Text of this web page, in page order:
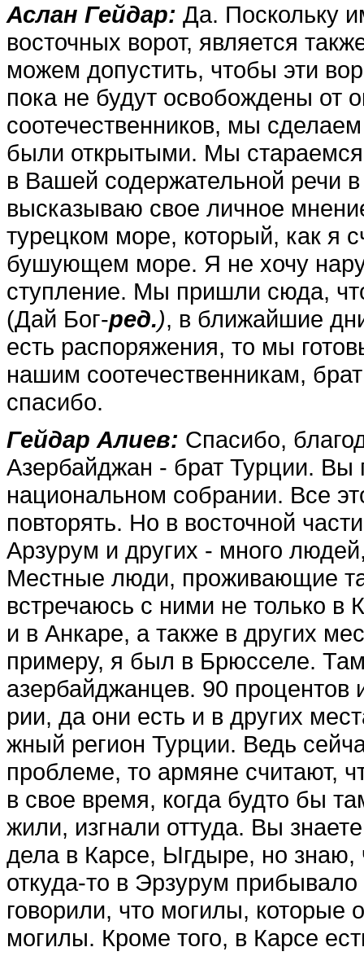
Аслан Гейдар: Да. По­скольку
восточных во­рот, является
мо­жем допустить, чтобы эти
пока не будут освобо­ждены от
сооте­чественников, мы
были открытыми. Мы
в Вашей содержательной речи
высказываю свое личное
турецком мо­ре, который, как я
бушующем море. Я не хочу
ступление. Мы пришли сюда,
(Дай Бог-ред.), в ближайшие
есть распоряжения, то мы
нашим соотечественни­кам,
спасибо.
Гейдар Алиев: Спасибо,
Азербайджан - брат Турции. Вы
национальном собрании. Все
повторять. Но в восточной
Арзурум и других - мно­го
Местные лю­ди, проживающие
встречаюсь с ними не только
и в Анкаре, а также в других
примеру, я был в Брюсселе.
азербайд­жанцев. 90
рии, да они есть и в других
жный регион Турции. Ведь
проблеме, то армяне считают,
в свое время, когда будто бы
жили, изгнали оттуда. Вы
дела в Карсе, Ыгдыре, но
откуда-то в Эрзурум
говорили, что могилы, которые
могилы. Кроме того, в Карсе